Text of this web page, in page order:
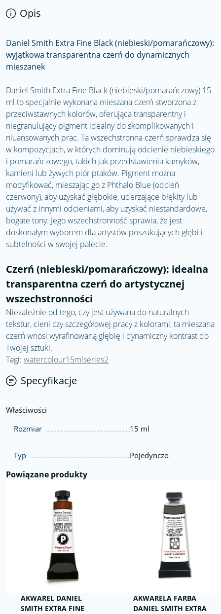
Opis
Daniel Smith Extra Fine Black (niebieski/pomarańczowy):
wyjątkowa transparentna czerń do dynamicznych
mieszanek
Daniel Smith Extra Fine Black (niebieski/pomarańczowy) 15
ml to specjalnie wykonana mieszana czerń stworzona z
przeciwstawnych kolorów, oferująca transparentny i
niegranulujący pigment idealny do skomplikowanych i
niuansowanych prac. Ta wszechstronna czerń sprawdza się
w kompozycjach, w których dominują odcienie niebieskiego
i pomarańczowego, takich jak przedstawienia kamyków,
kamieni lub żywych piór ptaków. Pigment można
modyfikować, mieszając go z Phthalo Blue (odcień
czerwony), aby uzyskać głębokie, uderzające błękity lub
używać z innymi odcieniami, aby uzyskać niestandardowe,
bogate tony. Jego wszechstronność sprawia, że ​​jest
doskonałym wyborem dla artystów poszukujących głębi i
subtelności w swojej palecie.
Czerń (niebieski/pomarańczowy): idealna
transparentna czerń do artystycznej
wszechstronności
Niezależnie od tego, czy jest używana do naturalnych
tekstur, cieni czy szczegółowej pracy z kolorami, ta mieszana
czerń wnosi wyrafinowaną głębię i dynamiczny kontrast do
Twojej sztuki.
Tagi: watercolour15mlseries2
Specyfikacje
Właściwości
Rozmiar
15 ml
Typ Pojedynczo
Powiązane produkty
AKWAREL DANIEL
SMITH EXTRA FINE
AKWARELA FARBA
DANIEL SMITH EXTRA